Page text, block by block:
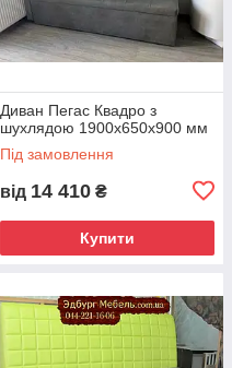
Диван Пегас Квадро з
шухлядою 1900х650х900 мм
Під замовлення
від 14 410 ₴
Купити